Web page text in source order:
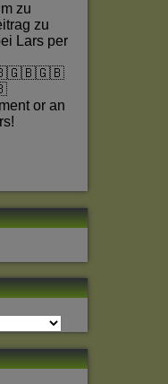
zu
zu
Lars per
or an